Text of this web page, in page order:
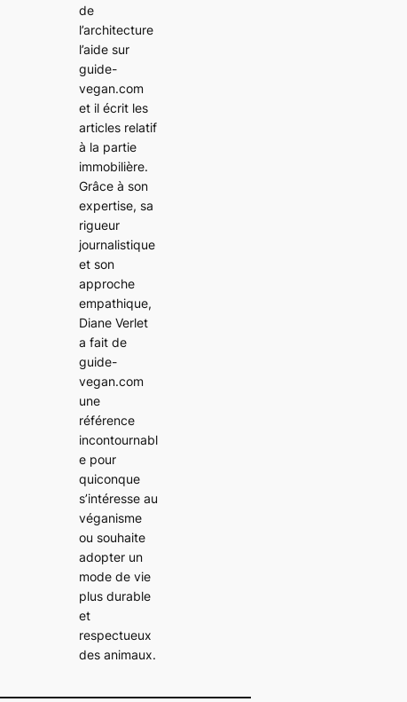
de
l’architecture
l’aide sur
guide-
vegan.com
et il écrit les
articles relatif
à la partie
immobilière.
Grâce à son
expertise, sa
rigueur
journalistique
et son
approche
empathique,
Diane Verlet
a fait de
guide-
vegan.com
une
référence
incontournabl
e pour
quiconque
s’intéresse au
véganisme
ou souhaite
adopter un
mode de vie
plus durable
et
respectueux
des animaux.